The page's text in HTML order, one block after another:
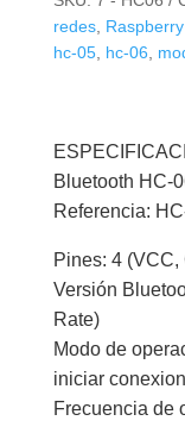
LOW
ENERGY
redes, Raspberry
hc-05, hc-06
Bluetooth HC-
Referencia:
Pines: 4
Versión
Rate)
Modo de
iniciar
Frecuencia de